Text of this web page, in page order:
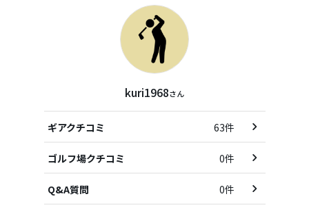
kuri1968さん
ギアクチコミ 63件
ゴルフ場クチコミ 0件
Q&A質問 0件